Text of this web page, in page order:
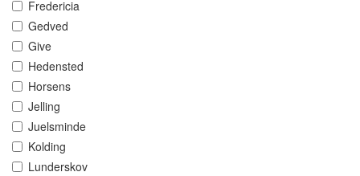
Fredericia
Gedved
Give
Hedensted
Horsens
Jelling
Juelsminde
Kolding
Lunderskov